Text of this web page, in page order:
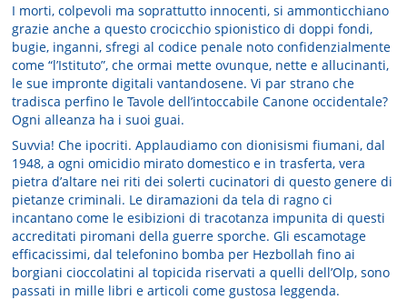
I morti, colpevoli ma soprattutto innocenti, si ammonticchiano
grazie anche a questo crocicchio spionistico di doppi fondi,
bugie, inganni, sfregi al codice penale noto confidenzialmente
come “l’Istituto”, che ormai mette ovunque, nette e allucinanti,
le sue impronte digitali vantandosene. Vi par strano che
tradisca perfino le Tavole dell’intoccabile Canone occidentale?
Ogni alleanza ha i suoi guai.
Suvvia! Che ipocriti. Applaudiamo con dionisismi fiumani, dal
1948, a ogni omicidio mirato domestico e in trasferta, vera
pietra d’altare nei riti dei solerti cucinatori di questo genere di
pietanze criminali. Le diramazioni da tela di ragno ci
incantano come le esibizioni di tracotanza impunita di questi
accreditati piromani della guerre sporche. Gli escamotage
efficacissimi, dal telefonino bomba per Hezbollah fino ai
borgiani cioccolatini al topicida riservati a quelli dell’Olp, sono
passati in mille libri e articoli come gustosa leggenda.